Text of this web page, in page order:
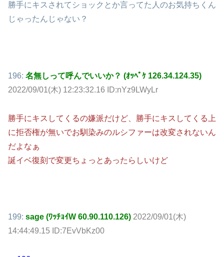
勝手にキスされてショックとか言ってた人のお気持ちくん
じゃったんじゃない？
196: 名無しって呼んでいいか？ (ｵｯﾍﾟｹ 126.34.124.35)
2022/09/01(木) 12:23:32.16 ID:nYz9LWyLr
勝手にキスしてくるの嫌派だけど、勝手にキスしてくる上
に拒否権が無いでお馴染みのルシファーは改変されないん
だよなぁ
誕イベ復刻で変更ちょっとあったらしいけど
199: sage (ﾜｯﾁｮｲW 60.90.110.126) 2022/09/01(木)
14:44:49.15 ID:7EvVbKz00